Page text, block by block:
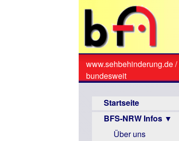
direkt
Textinhalt
Sie
sind
www.sehbehinderung.de/
bundesweit
Startseite
BFS-NRW Infos ▼
Über uns